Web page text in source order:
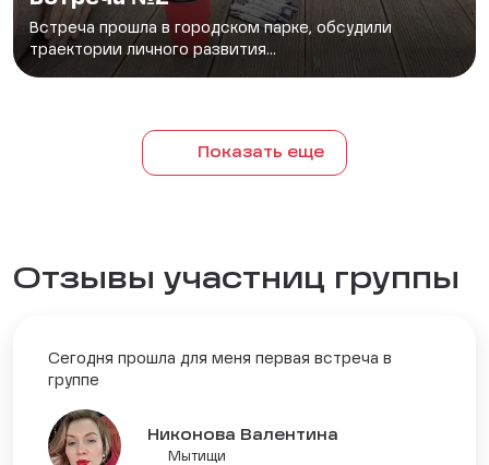
Встреча прошла в городском парке, обсудили
траектории личного развития...
Показать еще
Отзывы участниц группы
Сегодня прошла для меня первая встреча в
группе
Никонова Валентина
Мытищи